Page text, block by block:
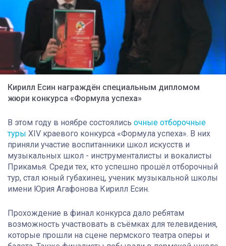
Кирилл Есин награждён специальным дипломом
жюри конкурса «Формула успеха»
В этом году в ноябре состоялись очные отборочные
туры XIV краевого конкурса «Формула успеха». В них
приняли участие воспитанники школ искусств и
музыкальных школ - инструменталисты и вокалисты
Прикамья. Среди тех, кто успешно прошёл отборочный
тур, стал юный губахинец, ученик музыкальной школы
имени Юрия Агафонова Кирилл Есин.
Прохождение в финал конкурса дало ребятам
возможность участвовать в съёмках для телевидения,
которые прошли на сцене пермского театра оперы и